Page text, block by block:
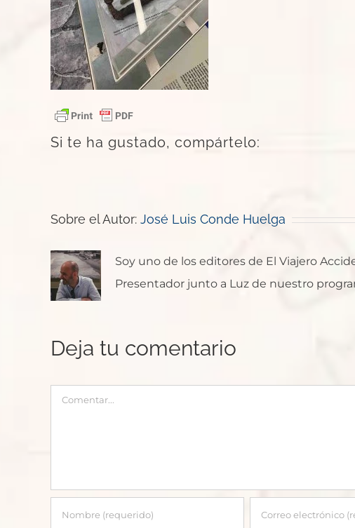
Si te ha gustado, compártelo:
Sobre el Autor: José Luis Conde Huelga
Soy uno de los editores de El Viajero
Presentador junto a Luz de nuestro
Deja tu comentario
Comentar